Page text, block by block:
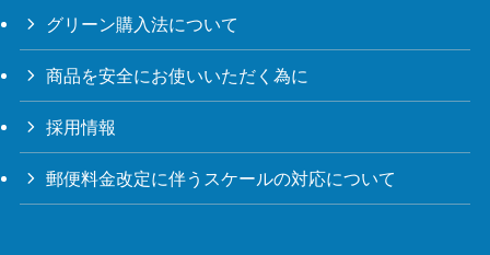
グリーン購入法について
商品を安全にお使いいただく為に
採用情報
郵便料金改定に伴うスケールの対応について